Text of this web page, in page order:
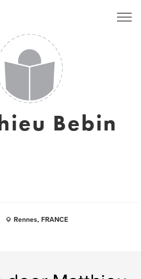
Bebin
Rennes, FRANCE